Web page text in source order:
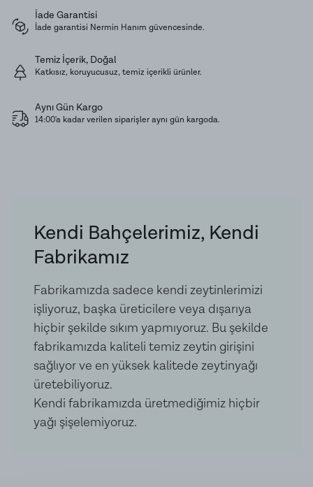
tiplerine uygundur.
Muhafaza Koşulları:
ediniz.
Ürün İçeriği:Olea Europaea Fruit Oil, Aqua, Sodium
Hydroxide, Parfum, Sodium Chloride, Pollen Extract,
İade Garantisi
İade garantisi Nermin Hanım güvencesinde.
Temiz İçerik, Doğal
Katkısız, koruyucusuz, temiz içerikli ürünler.
Aynı Gün Kargo
14:00'a kadar verilen siparişler aynı gün kargoda.
Kendi Bahçelerimiz, Kendi
Fabrikamız
Fabrikamızda sadece kendi zeytinlerimizi
işliyoruz, başka üreticilere veya dışarıya
hiçbir şekilde sıkım yapmıyoruz. Bu şekilde
fabrikamızda kaliteli temiz zeytin girişini
sağlıyor ve en yüksek kalitede zeytinyağı
üretebiliyoruz.
Kendi fabrikamızda üretmediğimiz hiçbir
yağı şişelemiyoruz.